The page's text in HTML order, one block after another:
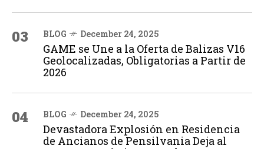
03 BLOG December 24, 2025
GAME se Une a la Oferta de Balizas V16
Geolocalizadas, Obligatorias a Partir de
2026
04 BLOG December 24, 2025
Devastadora Explosión en Residencia
de Ancianos de Pensilvania Deja al